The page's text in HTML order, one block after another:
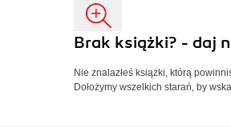
Brak książki? - daj
Nie znalazłeś książki, którą
Dołożymy wszelkich starań, by